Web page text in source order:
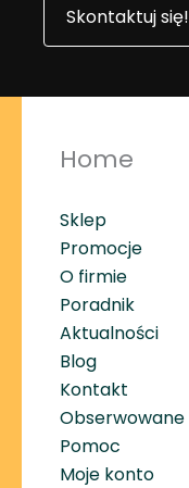
Skontaktuj się!
Home
Sklep
Promocje
O firmie
Poradnik
Aktualności
Blog
Kontakt
Obserwowane
Pomoc
Moje konto